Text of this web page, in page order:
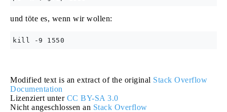
und töte es, wenn wir wollen:
Modified text is an extract of the original Stack Overflow
Documentation
Lizenziert unter CC BY-SA 3.0
Nicht angeschlossen an Stack Overflow